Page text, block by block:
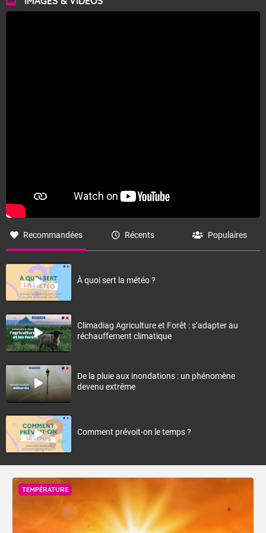
Recommandées Récents Populaires
À quoi sert la météo ?
Climadiag Agriculture et Forêt : s’adapter au
réchauffement climatique
De la pluie aux inondations : un phénomène
devenu extrême
Comment prévoit-on le temps ?
TEMPÉRATURE